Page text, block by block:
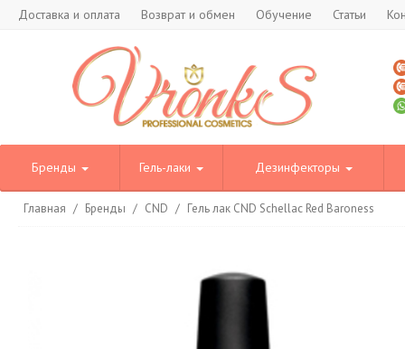
Доставка и оплата Возврат и обмен Обучение Статьи
Бренды Гель-лаки Дезинфекторы
Главная / Бренды / CND / Гель лак CND Schellac Red Baroness